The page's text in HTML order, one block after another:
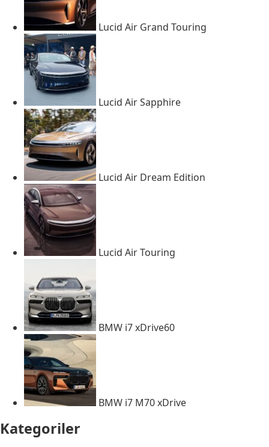
Lucid Air Grand Touring
Lucid Air Sapphire
Lucid Air Dream Edition
Lucid Air Touring
BMW i7 xDrive60
BMW i7 M70 xDrive
Kategoriler